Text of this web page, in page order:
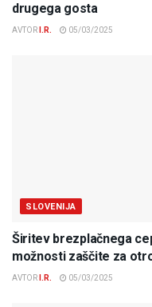
drugega gosta
AVTOR I.R. 05/03/2025
SLOVENIJA
Širitev brezplačnega
možnosti zaščite za
AVTOR I.R. 05/03/2025